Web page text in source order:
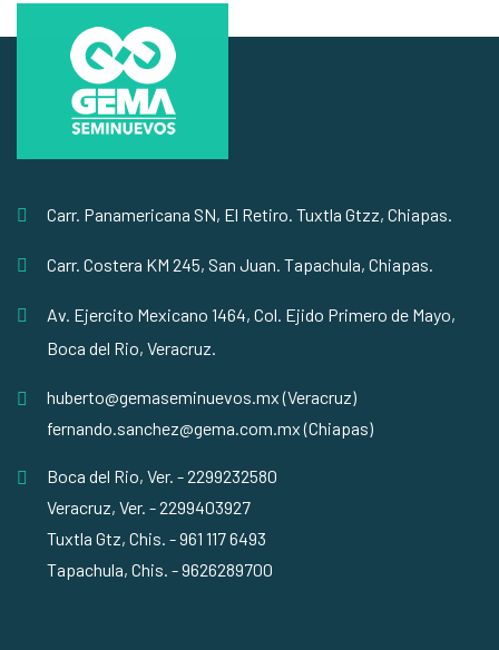
Carr. Panamericana SN, El Retiro. Tuxtla Gtzz, Chiapas.
Carr. Costera KM 245, San Juan. Tapachula, Chiapas.
Av. Ejercito Mexicano 1464, Col. Ejido Primero de Mayo,
Boca del Rio, Veracruz.
huberto@gemaseminuevos.mx (Veracruz)
fernando.sanchez@gema.com.mx (Chiapas)
Boca del Rio, Ver. - 2299232580
Veracruz, Ver. - 2299403927
Tuxtla Gtz, Chis. - 961 117 6493
Tapachula, Chis. - 9626289700